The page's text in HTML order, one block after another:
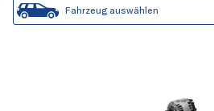
Fahrzeug auswählen